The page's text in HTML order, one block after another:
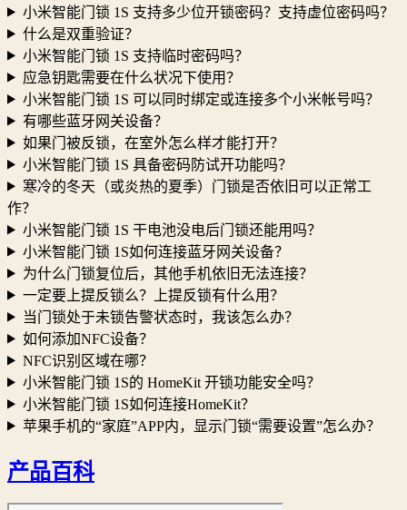
小米智能门锁 1S 支持多少位开锁密码？支持虚位密码吗？
什么是双重验证？
小米智能门锁 1S 支持临时密码吗？
应急钥匙需要在什么状况下使用？
小米智能门锁 1S 可以同时绑定或连接多个小米帐号吗？
有哪些蓝牙网关设备？
如果门被反锁，在室外怎么样才能打开？
小米智能门锁 1S 具备密码防试开功能吗？
寒冷的冬天（或炎热的夏季）门锁是否依旧可以正常工
作？
小米智能门锁 1S 干电池没电后门锁还能用吗？
小米智能门锁 1S如何连接蓝牙网关设备？
为什么门锁复位后，其他手机依旧无法连接？
一定要上提反锁么？上提反锁有什么用？
当门锁处于未锁告警状态时，我该怎么办？
如何添加NFC设备？
NFC识别区域在哪？
小米智能门锁 1S的 HomeKit 开锁功能安全吗？
小米智能门锁 1S如何连接HomeKit？
苹果手机的“家庭”APP内，显示门锁“需要设置”怎么办？
产品百科